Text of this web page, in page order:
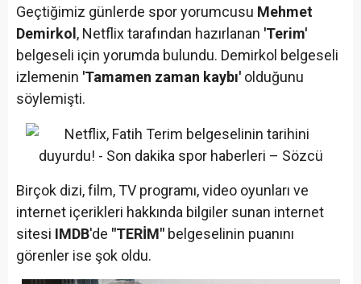
Geçtiğimiz günlerde spor yorumcusu Mehmet
Demirkol , Netflix tarafından hazırlanan 'Terim'
belgeseli için yorumda bulundu. Demirkol belgeseli
izlemenin 'Tamamen zaman kaybı' olduğunu
söylemişti.
Birçok dizi, film, TV programı, video oyunları ve
internet içerikleri hakkında bilgiler sunan internet
sitesi IMDB'de "TERİM" belgeselinin puanını
görenler ise şok oldu.